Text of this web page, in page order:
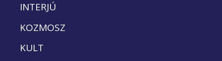
INTERJÚ
KOZMOSZ
KULT